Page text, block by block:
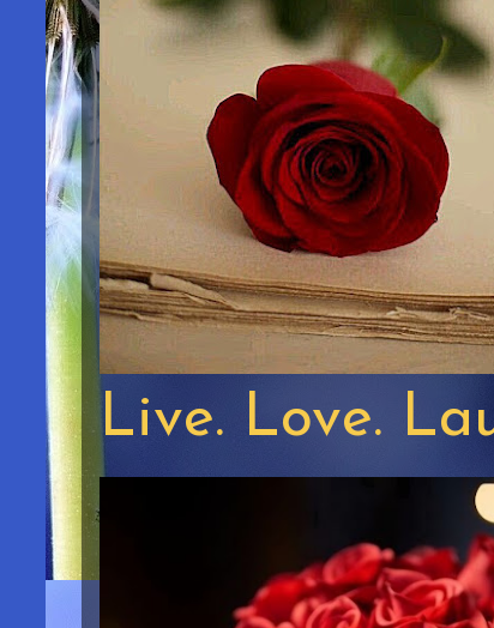
Live. Love.